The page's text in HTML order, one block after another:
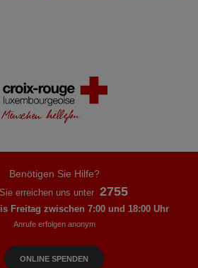
Benötigen Sie Hilfe?
erreichen uns unter 2755
Freitag zwischen 7:00 und 18:00 Uhr
Anrufe erfolgen anonym
ONLINE SPENDEN